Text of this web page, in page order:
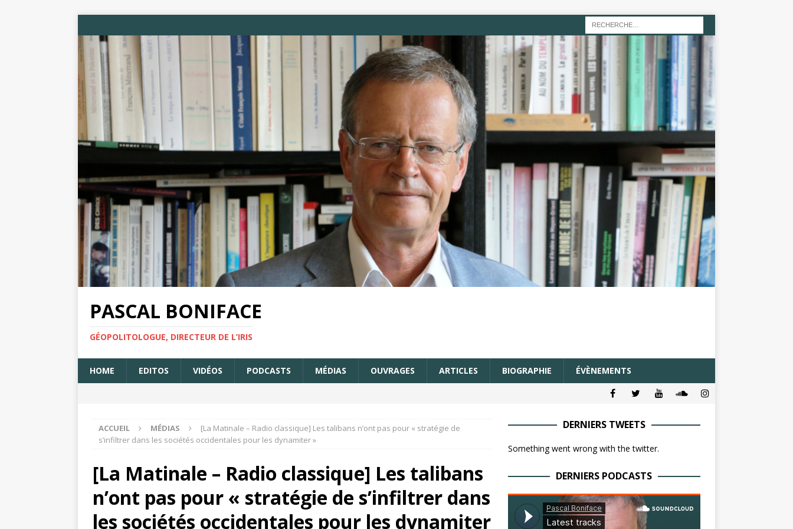
PASCAL BONIFACE
GÉOPOLITOLOGUE, DIRECTEUR DE L’IRIS
HOME EDITOS VIDÉOS PODCASTS MÉDIAS OUVRAGES ARTICLES BIOGRAPHIE ÉVÈNEMENTS
ACCUEIL MÉDIAS
[La Matinale – Radio classique] Les talibans n’ont pas pour « stratégie de
s’infiltrer dans les sociétés occidentales pour les dynamiter »
[La Matinale – Radio classique] Les talibans
n’ont pas pour « stratégie de s’infiltrer dans
les sociétés occidentales pour les dynamiter
DERNIERS TWEETS
Something went wrong with the twitter.
DERNIERS PODCASTS